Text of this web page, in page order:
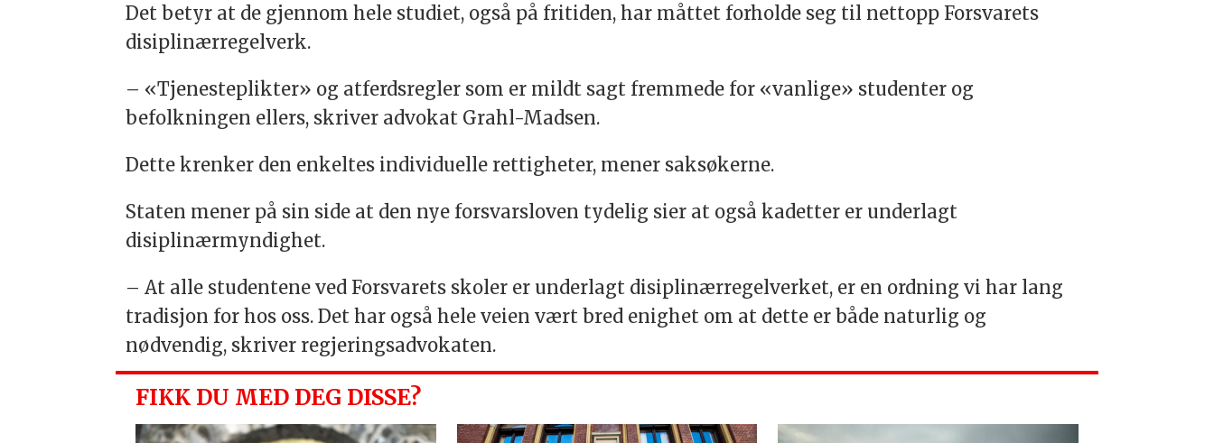
Det betyr at de gjennom hele studiet, også på fritiden, har måttet forholde seg til nettopp Forsvarets
disiplinærregelverk.
– «Tjenesteplikter» og atferdsregler som er mildt sagt fremmede for «vanlige» studenter og
befolkningen ellers, skriver advokat Grahl-Madsen.
Dette krenker den enkeltes individuelle rettigheter, mener saksøkerne.
Staten mener på sin side at den nye forsvarsloven tydelig sier at også kadetter er underlagt
disiplinærmyndighet.
– At alle studentene ved Forsvarets skoler er underlagt disiplinærregelverket, er en ordning vi har lang
tradisjon for hos oss. Det har også hele veien vært bred enighet om at dette er både naturlig og
nødvendig, skriver regjeringsadvokaten.
FIKK DU MED DEG DISSE?